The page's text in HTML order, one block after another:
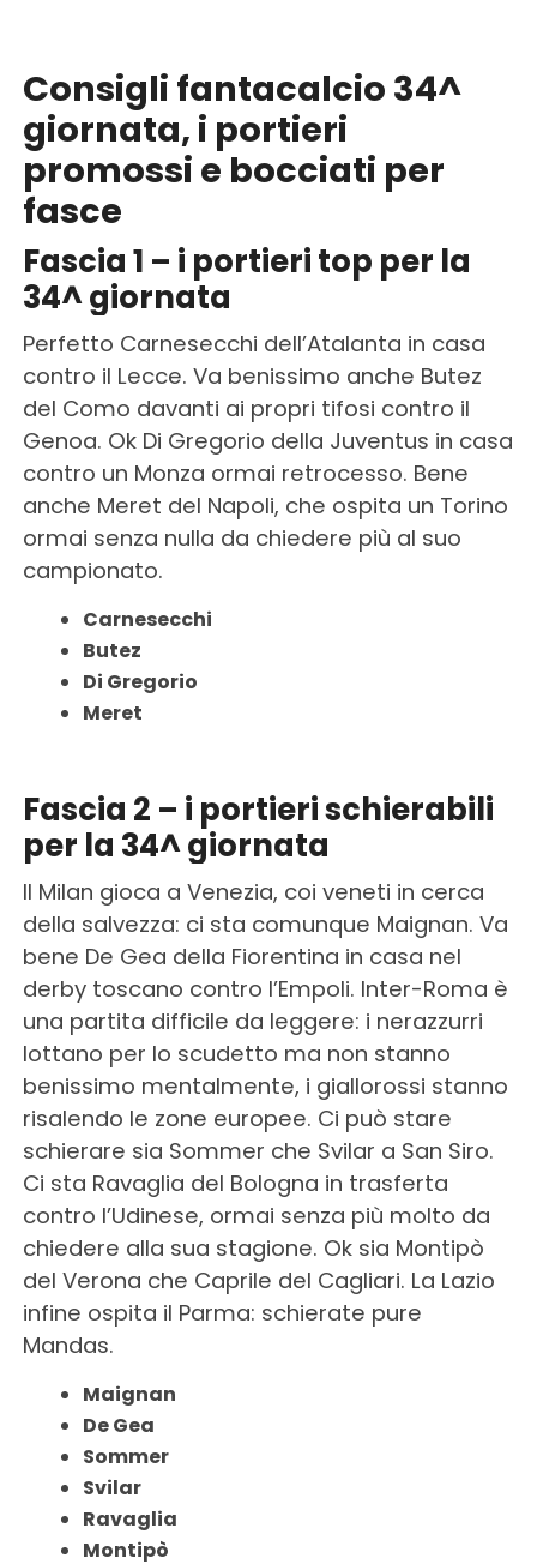
Consigli fantacalcio 34^
giornata, i portieri
promossi e bocciati per
fasce
Fascia 1 – i portieri top per la
34^ giornata
Perfetto Carnesecchi dell’Atalanta in casa
contro il Lecce. Va benissimo anche Butez
del Como davanti ai propri tifosi contro il
Genoa. Ok Di Gregorio della Juventus in casa
contro un Monza ormai retrocesso. Bene
anche Meret del Napoli, che ospita un Torino
ormai senza nulla da chiedere più al suo
campionato.
Carnesecchi
Butez
Di Gregorio
Meret
Fascia 2 – i portieri schierabili
per la 34^ giornata
Il Milan gioca a Venezia, coi veneti in cerca
della salvezza: ci sta comunque Maignan. Va
bene De Gea della Fiorentina in casa nel
derby toscano contro l’Empoli. Inter-Roma è
una partita difficile da leggere: i nerazzurri
lottano per lo scudetto ma non stanno
benissimo mentalmente, i giallorossi stanno
risalendo le zone europee. Ci può stare
schierare sia Sommer che Svilar a San Siro.
Ci sta Ravaglia del Bologna in trasferta
contro l’Udinese, ormai senza più molto da
chiedere alla sua stagione. Ok sia Montipò
del Verona che Caprile del Cagliari. La Lazio
infine ospita il Parma: schierate pure
Mandas.
Maignan
De Gea
Sommer
Svilar
Ravaglia
Montipò